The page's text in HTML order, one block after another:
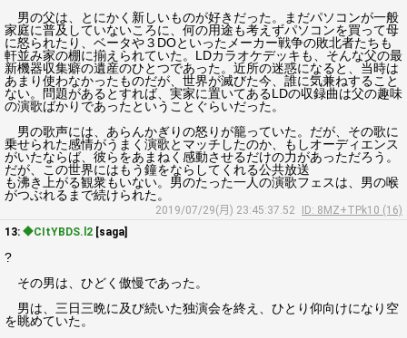
男の父は、とにかく新しいものが好きだった。まだパソコンが一般
家庭に普及していないころに、何の用途も考えずパソコンを買って母
に怒られたり、ベータや３DOといったメーカー戦争の敗北者たちも
軒並み家の棚に揃えられていた。LDカラオケデッキも、そんな父の最
新機器収集癖の遺産のひとつであった。近所の迷惑になると、当時は
あまり使わなかったものだが、世界が滅びた今、誰に気兼ねすること
ない。問題があるとすれば、実家に置いてあるLDの収録曲は父の趣味
の演歌ばかりであったということぐらいだった。
男の歌声には、あらんかぎりの怒りが籠っていた。だが、その歌に
乗せられた感情がうまく演歌とマッチしたのか、もしオーディエンス
がいたならば、彼らをあまねく感動させるだけの力があっただろう。
だが、この世界にはもう鐘をならしてくれる公共放送
も沸き上がる観衆もいない。男のたった一人の演歌フェスは、男の喉
がつぶれるまで続けられた。
2019/07/29(月) 23:45:37.52
ID: 8MZ+TPk10 (16)
13: ◆CItYBDS.l2 [saga]
?
その男は、ひどく傲慢であった。
男は、三日三晩に及び続いた独演会を終え、ひとり仰向けになり空
を眺めていた。